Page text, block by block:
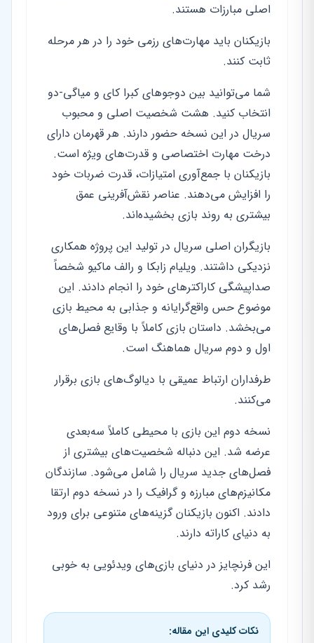
اصلی مبارزات هستند.
بازیکنان باید مهارت‌های رزمی خود را در هر مرحله
ثابت کنند.
شما می‌توانید بین دوجوهای کبرا کای و میاگی-دو
انتخاب کنید. هشت شخصیت اصلی و محبوب
سریال در این نسخه حضور دارند. هر قهرمان دارای
درخت مهارت اختصاصی و قدرت‌های ویژه است.
بازیکنان با جمع‌آوری امتیازات، قدرت ضربات خود
را افزایش می‌دهند. عناصر نقش‌آفرینی عمق
بیشتری به روند بازی بخشیده‌اند.
بازیگران اصلی سریال در تولید این پروژه همکاری
نزدیکی داشتند. ویلیام زابکا و رالف ماکیو شخصاً
صداپیشگی کاراکترهای خود را انجام دادند. این
موضوع حس واقع‌گرایانه و جذابی به محیط بازی
می‌بخشد. داستان بازی کاملاً با وقایع فصل‌های
اول و دوم سریال هماهنگ است.
طرفداران ارتباط عمیقی با دیالوگ‌های بازی برقرار
می‌کنند.
نسخه دوم این بازی با محیطی کاملاً سه‌بعدی
عرضه شد. این دنباله شخصیت‌های بیشتری از
فصل‌های جدید سریال را شامل می‌شود. سازندگان
مکانیزم‌های مبارزه و گرافیک را در نسخه دوم ارتقا
دادند. اکنون بازیکنان گزینه‌های متنوعی برای ورود
به دنیای کاراته دارند.
این فرنچایز در دنیای بازی‌های ویدئویی به خوبی
رشد کرد.
نکات کلیدی این مقاله: